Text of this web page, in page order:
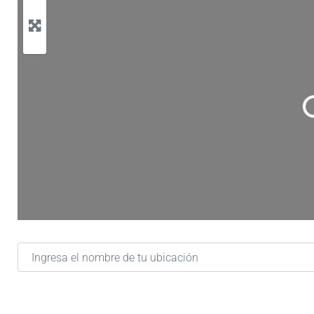
Ingresa el nombre de tu ubicación